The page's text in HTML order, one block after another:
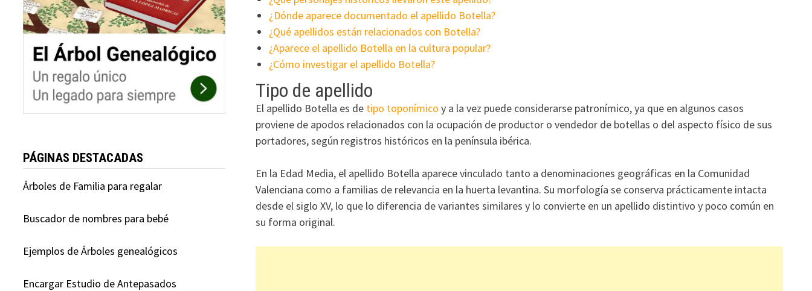
¿Dónde aparece documentado el apellido Botella?
¿Qué apellidos están relacionados con Botella?
¿Aparece el apellido Botella en la cultura popular?
¿Cómo investigar el apellido Botella?
Tipo de apellido
El apellido Botella es de tipo toponímico y a la vez puede considerarse patronímico, ya que en algunos casos
proviene de apodos relacionados con la ocupación de productor o vendedor de botellas o del aspecto físico de sus
portadores, según registros históricos en la península ibérica.
En la Edad Media, el apellido Botella aparece vinculado tanto a denominaciones geográficas en la Comunidad
Valenciana como a familias de relevancia en la huerta levantina. Su morfología se conserva prácticamente intacta
desde el siglo XV, lo que lo diferencia de variantes similares y lo convierte en un apellido distintivo y poco común en
su forma original.
PÁGINAS DESTACADAS
Árboles de Familia para regalar
Buscador de nombres para bebé
Ejemplos de Árboles genealógicos
Encargar Estudio de Antepasados